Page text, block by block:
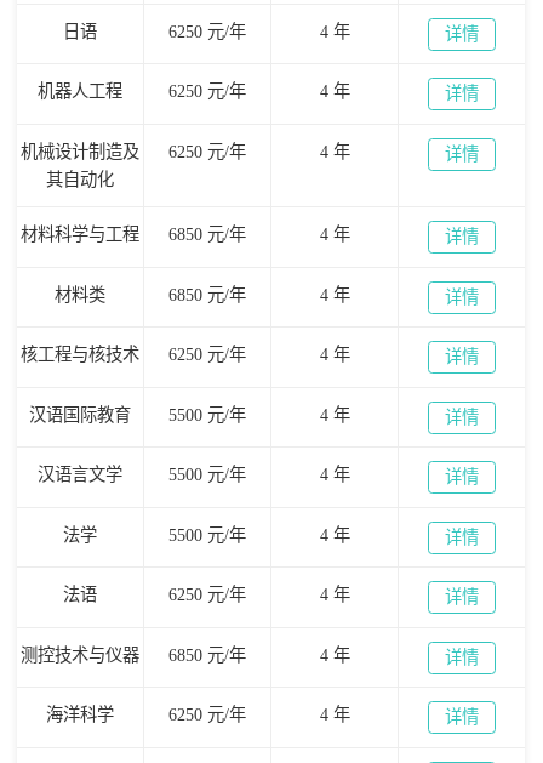
日语 6250 元/年 4 年 详情
机器人工程 6250 元/年 4 年 详情
机械设计制造及
其自动化
6250 元/年 4 年 详情
材料科学与工程 6850 元/年 4 年 详情
材料类 6850 元/年 4 年 详情
核工程与核技术 6250 元/年 4 年 详情
汉语国际教育 5500 元/年 4 年 详情
汉语言文学 5500 元/年 4 年 详情
法学 5500 元/年 4 年 详情
法语 6250 元/年 4 年 详情
测控技术与仪器 6850 元/年 4 年 详情
海洋科学 6250 元/年 4 年 详情